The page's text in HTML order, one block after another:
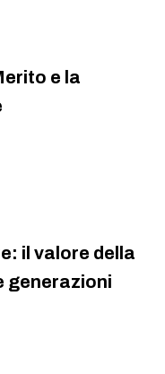
e la
il valore della
generazioni